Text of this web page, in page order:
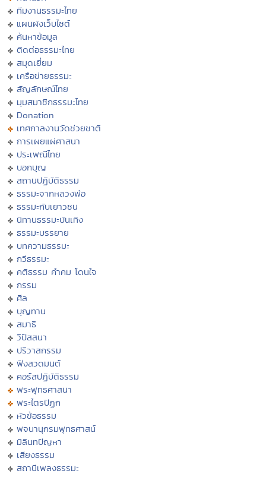
ทีมงานธรรมะไทย
แผนผังเว็บไซต์
ค้นหาข้อมูล
ติดต่อธรรมะไทย
สมุดเยี่ยม
เครือข่ายธรรมะ
สัญลักษณ์ไทย
มุมสมาชิกธรรมะไทย
Donation
เทศกาลงานวัดช่วยชาติ
การเผยแผ่ศาสนา
ประเพณีไทย
บอกบุญ
สถานปฏิบัติธรรม
ธรรมะจากหลวงพ่อ
ธรรมะกับเยาวชน
นิทานธรรมะบันเทิง
ธรรมะบรรยาย
บทความธรรมะ
กวีธรรมะ
คติธรรม คำคม โดนใจ
กรรม
ศีล
บุญทาน
สมาธิ
วิปัสสนา
ปริวาสกรรม
ฟังสวดมนต์
คอร์สปฏิบัติธรรม
พระพุทธศาสนา
พระไตรปิฏก
หัวข้อธรรม
พจนานุกรมพุทธศาสน์
มิลินทปัญหา
เสียงธรรม
สถานีเพลงธรรมะ